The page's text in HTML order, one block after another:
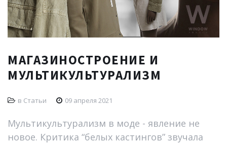
МАГАЗИНОСТРОЕНИЕ И
МУЛЬТИКУЛЬТУРАЛИЗМ
в Статьи 09 апреля 2021
Мультикультурализм в моде - явление не
новое. Критика “белых кастингов” звучала